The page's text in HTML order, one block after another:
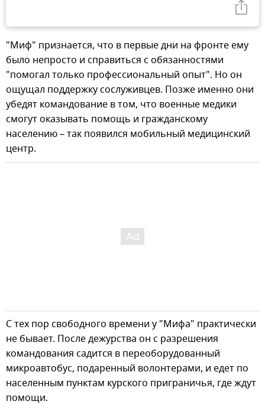
"Миф" признается, что в первые дни на фронте ему
было непросто и справиться с обязанностями
"помогал только профессиональный опыт". Но он
ощущал поддержку сослуживцев. Позже именно они
убедят командование в том, что военные медики
смогут оказывать помощь и гражданскому
населению – так появился мобильный медицинский
центр.
С тех пор свободного времени у "Мифа" практически
не бывает. После дежурства он с разрешения
командования садится в переоборудованный
микроавтобус, подаренный волонтерами, и едет по
населенным пунктам курского приграничья, где ждут
помощи.